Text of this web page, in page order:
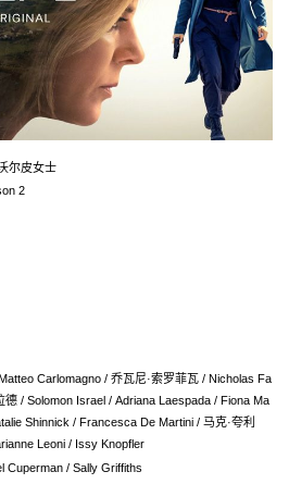
尔皮女士
2
Carlomagno / 乔瓦尼·索罗菲瓦 / Nicholas Fa
德 / Solomon Israel / Adriana Laespada / Fiona Ma
Shinnick / Francesca De Martini / 马克·夸利
Leoni / Issy Knopfler
Cuperman / Sally Griffiths